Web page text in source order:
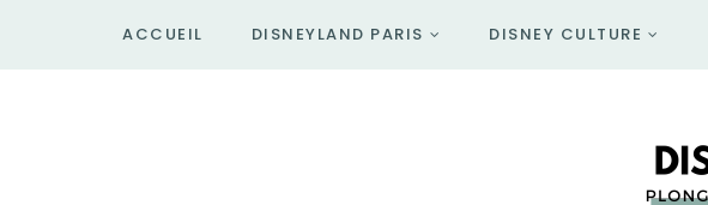
ACCUEIL DISNEYLAND PARIS DISNEY CULTURE